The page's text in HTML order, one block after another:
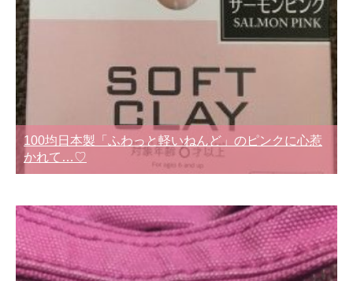
100均日本製「ふわっと軽いねんど」のピンクに心惹
かれて…♡